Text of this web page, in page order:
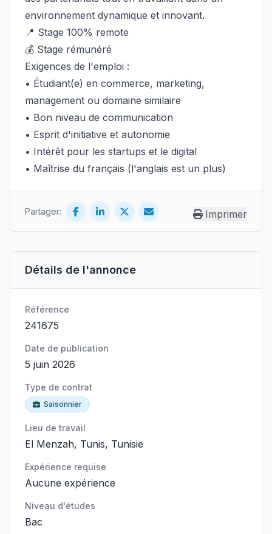
Détails de l'annonce
Référence
241675
Date de publication
5 juin 2026
Type de contrat
Saisonnier
Lieu de travail
El Menzah, Tunis, Tunisie
Expérience requise
Aucune expérience
Niveau d'études
Bac
environnement dynamique et innovant.
📍 Stage 100% remote
💰 Stage rémunéré
Exigences de l'emploi :
• Étudiant(e) en commerce, marketing,
management ou domaine similaire
• Bon niveau de communication
• Esprit d'initiative et autonomie
• Intérêt pour les startups et le digital
• Maîtrise du français (l'anglais est un plus)
Partager: Imprimer